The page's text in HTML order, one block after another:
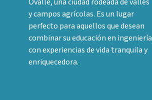
Ovalle, una ciudad rodeada de valles
y campos agrícolas. Es un lugar
perfecto para aquellos que desean
combinar su educación en ingeniería
con experiencias de vida tranquila y
enriquecedora.